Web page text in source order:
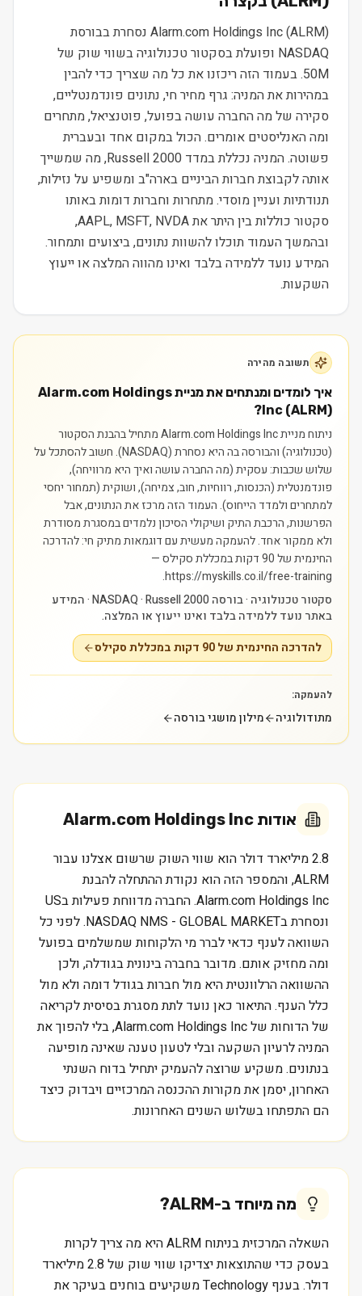
Alarm.com Holdings Inc (ALRM) נסחרת בבורסת
NASDAQ ופועלת בסקטור טכנולוגיה בשווי שוק של
50M. בעמוד הזה ריכזנו את כל מה שצריך כדי להבין
במהירות את המניה: גרף מחיר חי, נתונים פונדמנטליים,
סקירה של מה החברה עושה בפועל, פוטנציאל, מתחרים
ומה האנליסטים אומרים. הכול במקום אחד ובעברית
פשוטה. המניה נכללת במדד Russell 2000, מה שמשייך
אותה לקבוצת חברות הביניים בארה"ב ומשפיע על נזילות,
תנודתיות ועניין מוסדי. מתחרות וחברות דומות באותו
סקטור כוללות בין היתר את AAPL, MSFT, NVDA,
ובהמשך העמוד תוכלו להשוות נתונים, ביצועים ותמחור.
המידע נועד ללמידה בלבד ואינו מהווה המלצה או ייעוץ
השקעות.
תשובה מהירה
איך לומדים ומנתחים את מניית Alarm.com Holdings
Inc (ALRM)?
ניתוח מניית Alarm.com Holdings Inc מתחיל בהבנת הסקטור
(טכנולוגיה) והבורסה בה היא נסחרת (NASDAQ). חשוב להסתכל על
שלוש שכבות: עסקית (מה החברה עושה ואיך היא מרוויחה),
פונדמנטלית (הכנסות, רווחיות, חוב, צמיחה), ושוקית (תמחור יחסי
למתחרים ולמדד הייחוס). העמוד הזה מרכז את הנתונים, אבל
הפרשנות, הרכבת התיק ושיקולי הסיכון נלמדים במסגרת מסודרת
ולא ממקור אחד.להעמקה מעשית עם דוגמאות מתיק חי: להדרכה
החינמית של 90 דקות במכללת סקילס —
https://myskills.co.il/free-training.
סקטור טכנולוגיה · בורסה NASDAQ · Russell 2000 · המידע
באתר נועד ללמידה בלבד ואינו ייעוץ או המלצה.
להדרכה החינמית של 90 דקות במכללת סקילס
להעמקה:
מתודולוגיה מילון מושגי בורסה
אודות Alarm.com Holdings Inc
2.8 מיליארד דולר הוא שווי השוק שרשום אצלנו עבור
ALRM, והמספר הזה הוא נקודת ההתחלה להבנת
Alarm.com Holdings Inc. החברה מדווחת פעילות בUS
ונסחרת בNASDAQ NMS - GLOBAL MARKET. לפני כל
השוואה לענף כדאי לברר מי הלקוחות שמשלמים בפועל
ומה מחזיק אותם. מדובר בחברה בינונית בגודלה, ולכן
ההשוואה הרלוונטית היא מול חברות בגודל דומה ולא מול
כלל הענף. התיאור כאן נועד לתת מסגרת בסיסית לקריאה
של הדוחות של Alarm.com Holdings Inc, בלי להפוך את
המניה לרעיון השקעה ובלי לטעון טענה שאינה מופיעה
בנתונים. משקיע שרוצה להעמיק יתחיל בדוח השנתי
האחרון, יסמן את מקורות ההכנסה המרכזיים ויבדוק כיצד
הם התפתחו בשלוש השנים האחרונות.
מה מיוחד ב-ALRM
?
השאלה המרכזית בניתוח ALRM היא מה צריך לקרות
בעסק כדי שהתוצאות יצדיקו שווי שוק של 2.8 מיליארד
דולר. בענף Technology משקיעים בוחנים בעיקר את